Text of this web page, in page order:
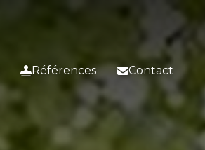
Références Contact